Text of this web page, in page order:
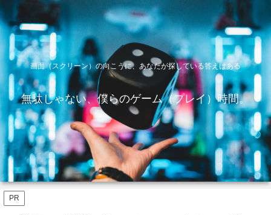
画面（スクリーン）の向こうに、あなたが探している答えはある
無駄じゃない、僕らのゲーム（プレイ）時間。
PR